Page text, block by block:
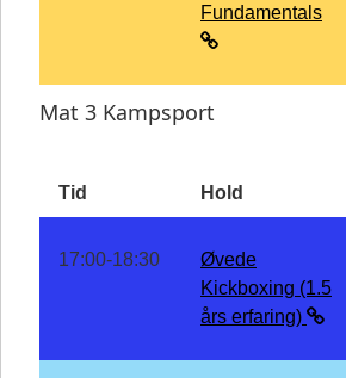
Fundamentals
Mat 3 Kampsport
Tid Hold
17:00-18:30
Øvede
Kickboxing (1.5
års erfaring)